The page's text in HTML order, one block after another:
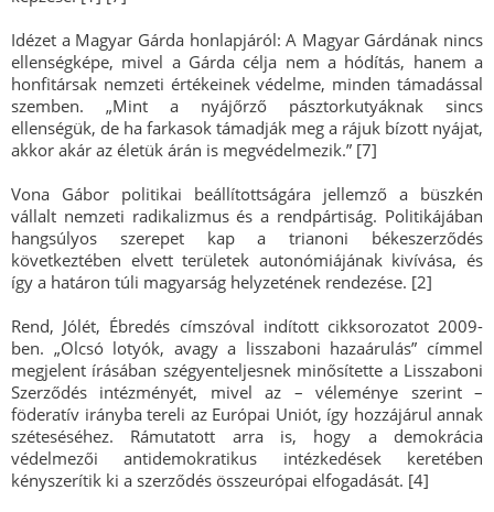
Idézet a Magyar Gárda honlapjáról: A Magyar Gárdának nincs
ellenségképe, mivel a Gárda célja nem a hódítás, hanem a
honfitársak nemzeti értékeinek védelme, minden támadással
szemben. „Mint a nyájőrző pásztorkutyáknak sincs
ellenségük, de ha farkasok támadják meg a rájuk bízott nyájat,
akkor akár az életük árán is megvédelmezik.” [7]
Vona Gábor politikai beállítottságára jellemző a büszkén
vállalt nemzeti radikalizmus és a rendpártiság. Politikájában
hangsúlyos szerepet kap a trianoni békeszerződés
következtében elvett területek autonómiájának kivívása, és
így a határon túli magyarság helyzetének rendezése. [2]
Rend, Jólét, Ébredés címszóval indított cikksorozatot 2009-
ben. „Olcsó lotyók, avagy a lisszaboni hazaárulás” címmel
megjelent írásában szégyenteljesnek minősítette a Lisszaboni
Szerződés intézményét, mivel az – véleménye szerint –
föderatív irányba tereli az Európai Uniót, így hozzájárul annak
széteséséhez. Rámutatott arra is, hogy a demokrácia
védelmezői antidemokratikus intézkedések keretében
kényszerítik ki a szerződés összeurópai elfogadását. [4]